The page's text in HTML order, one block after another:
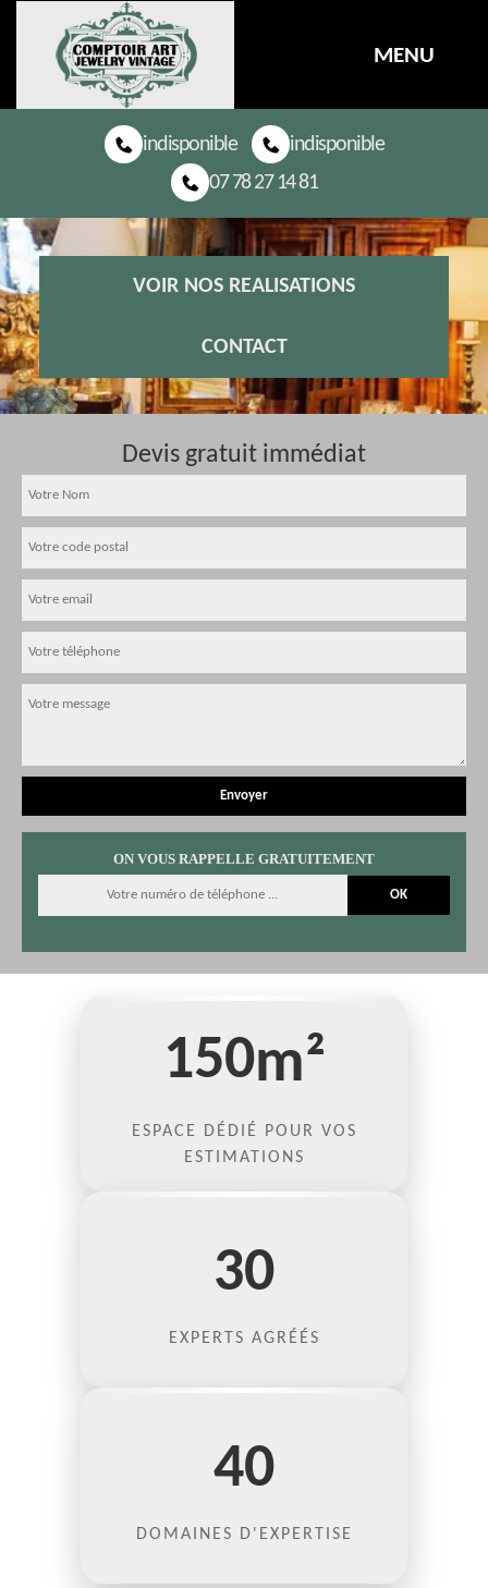
MENU
indisponible
indisponible
07 78 27 14 81
VOIR NOS REALISATIONS
CONTACT
Devis gratuit immédiat
ON VOUS RAPPELLE GRATUITEMENT
150m²
ESPACE DÉDIÉ POUR VOS
ESTIMATIONS
30
EXPERTS AGRÉÉS
40
DOMAINES D'EXPERTISE